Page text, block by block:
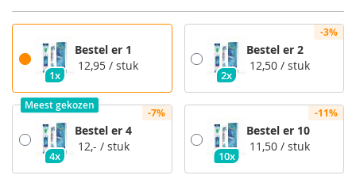
1x
Bestel er 1
12,95 / stuk
-3%
2x
Bestel er 2
12,50 / stuk
-7%
Meest gekozen
4x
Bestel er 4
12,- / stuk
-11%
10x
Bestel er 10
11,50 / stuk